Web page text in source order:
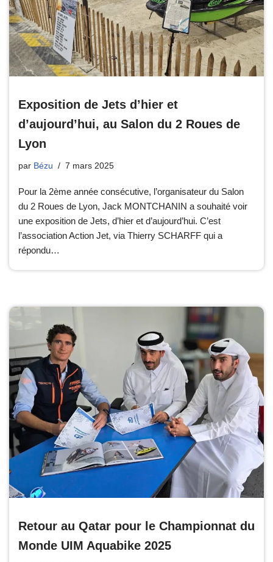
Exposition de Jets d’hier et
d’aujourd’hui, au Salon du 2 Roues de
Lyon
par Bézu 7 mars 2025
Pour la 2ème année consécutive, l’organisateur du Salon
du 2 Roues de Lyon, Jack MONTCHANIN a souhaité voir
une exposition de Jets, d’hier et d’aujourd’hui. C’est
l’association Action Jet, via Thierry SCHARFF qui a
répondu…
Retour au Qatar pour le Championnat du
Monde UIM Aquabike 2025